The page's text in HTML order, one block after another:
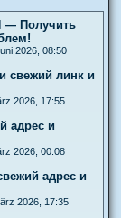
— Получить
2026, 08:50
свежий линк и
2026, 17:55
адрес и
2026, 00:08
адрес и
2026, 17:35